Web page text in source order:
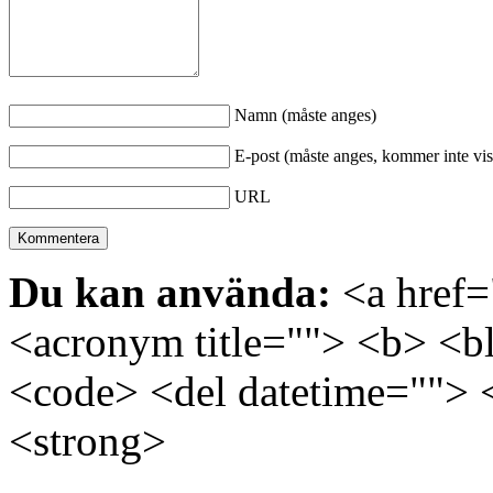
Namn (måste anges)
E-post (måste anges, kommer inte
URL
Du kan använda: <a
<acronym title=""> <b>
<code> <del
<strong>